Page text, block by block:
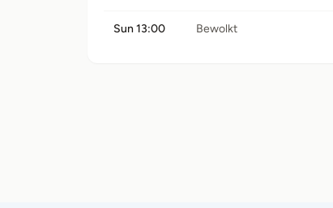
Sun 13:00 Bewolkt